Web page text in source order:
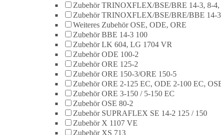
Zubehör TRINOXFLEX/BSE/BRE 14-3, 8-
Zubehör TRINOXFLEX/BSE/BRE/BBE 14-3
Weiteres Zubehör OSE, ODE, ORE
Zubehör BBE 14-3 100
Zubehör LK 604, LG 1704 VR
Zubehör ODE 100-2
Zubehör ORE 125-2
Zubehör ORE 150-3/ORE 150-5
Zubehör ORE 2-125 EC, ODE 2-100 EC,
Zubehör ORE 3-150 / 5-150 EC
Zubehör OSE 80-2
Zubehör SUPRAFLEX SE 14-2 125 / 150
Zubehör X 1107 VE
Zubehör XS 713